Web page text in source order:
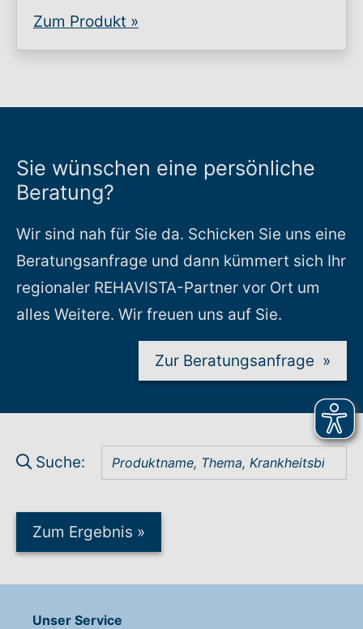
Zum Produkt »
Sie wünschen eine persönliche
Beratung?
Wir sind nah für Sie da. Schicken Sie uns eine
Beratungsanfrage und dann kümmert sich Ihr
regionaler REHAVISTA-Partner vor Ort um
alles Weitere. Wir freuen uns auf Sie.
Zur Beratungsanfrage »
Suche:
Zum Ergebnis »
Unser Service